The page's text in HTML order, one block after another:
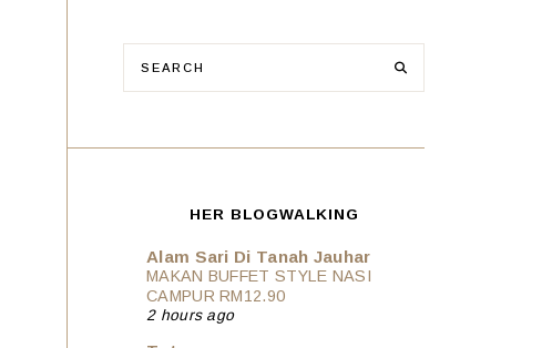
HER BLOGWALKING
Alam Sari Di Tanah Jauhar
MAKAN BUFFET STYLE NASI
CAMPUR RM12.90
2 hours ago